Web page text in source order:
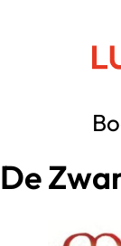
De